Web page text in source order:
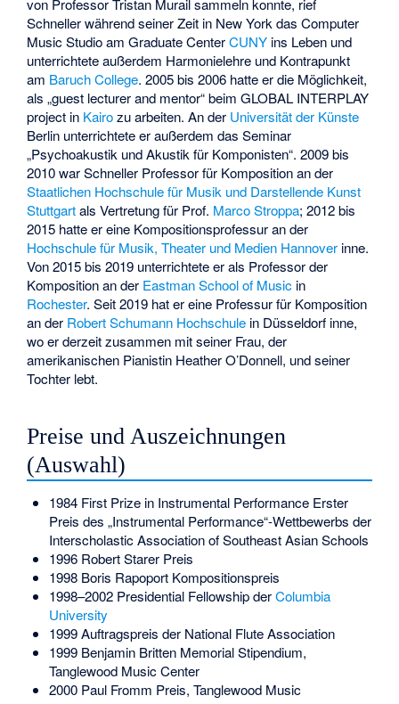
von Professor Tristan Murail sammeln konnte, rief
Schneller während seiner Zeit in New York das Computer
Music Studio am Graduate CenterCUNY ins Leben und
unterrichtete außerdem Harmonielehre und Kontrapunkt
am Baruch College. 2005 bis 2006 hatte er die Möglichkeit,
als „guest lecturer and mentor“ beim GLOBAL INTERPLAY
project in Kairozu arbeiten. An der Universität der Künste
Berlin unterrichtete er außerdem das Seminar
„Psychoakustik und Akustik für Komponisten“. 2009 bis
2010 war Schneller Professor für Komposition an der
Staatlichen Hochschule für Musik und Darstellende Kunst
Stuttgartals Vertretung für Prof. Marco Stroppa; 2012 bis
2015 hatte er eine Kompositionsprofessur an der
Hochschule für Musik, Theater und Medien Hannover inne.
Von 2015 bis 2019 unterrichtete er als Professor der
Komposition an der Eastman School of Music in
Rochester. Seit 2019 hat er eine Professur für Komposition
an der Robert Schumann Hochschule in Düsseldorf inne,
wo er derzeit zusammen mit seiner Frau, der
amerikanischen Pianistin Heather O’Donnell, und seiner
Tochter lebt.
Preise und Auszeichnungen
(Auswahl)
1984 First Prize in Instrumental Performance Erster
Preis des „Instrumental Performance“-Wettbewerbs der
Interscholastic Association of Southeast Asian Schools
1996 Robert Starer Preis
1998 Boris Rapoport Kompositionspreis
1998–2002 Presidential Fellowship derColumbia
University
1999 Auftragspreis der National Flute Association
1999 Benjamin Britten Memorial Stipendium,
Tanglewood Music Center
2000 Paul Fromm Preis, Tanglewood Music